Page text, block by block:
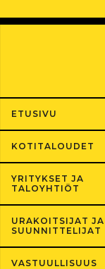
ETUSIVU
KOTITALOUDET
YRITYKSET JA
TALOYHTIÖT
URAKOITSIJAT JA
SUUNNITTELIJAT
VASTUULLISUUS